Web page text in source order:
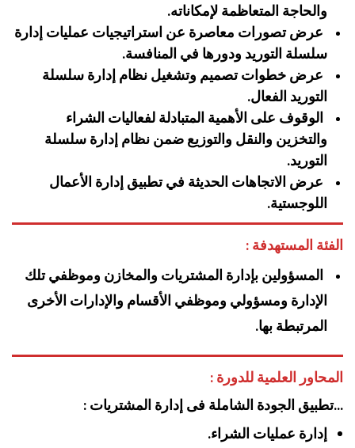
والحاجة المتعاظمة لإمكاناته.
عرض تصورات معاصرة عن استراتيجيات عمليات إدارة
سلسلة التوريد ودورها في المنافسة.
عرض خطوات تصميم وتشغيل نظام إدارة سلسلة
التوريد الفعال.
الوقوف على الأهمية المتبادلة لفعاليات الشراء
والتخزين والنقل والتوزيع ضمن نظام إدارة سلسلة
التوريد.
عرض الاتجاهات الحديثة في تطبيق إدارة الأعمال
اللوجستية.
الفئة المستهدفة :
المسؤولين بإدارة المشتريات والمخازن وموظفي تلك
الإدارة ومسؤولي وموظفي الأقسام والإدارات الأخرى
المرتبطة بها.
المحاور العلمية للدورة :
…تطبيق الجودة الشاملة فى إدارة المشتريات :
إدارة عمليات الشراء.